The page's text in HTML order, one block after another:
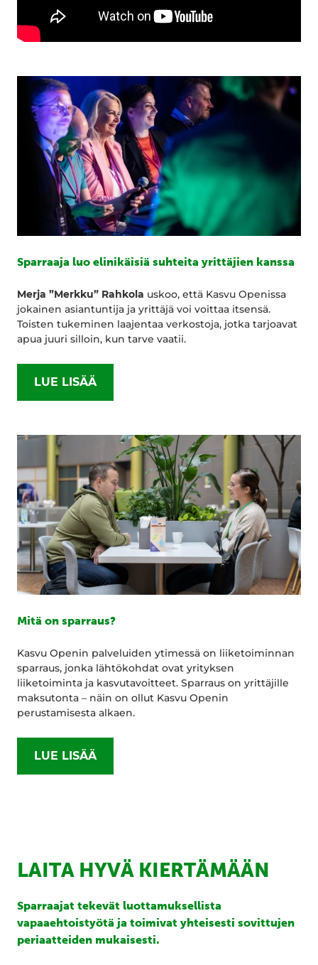
Sparraaja luo elinikäisiä suhteita yrittäjien kanssa
Merja ”Merkku” Rahkola uskoo, että Kasvu Openissa
jokainen asiantuntija ja yrittäjä voi voittaa itsensä.
Toisten tukeminen laajentaa verkostoja, jotka tarjoavat
apua juuri silloin, kun tarve vaatii.
LUE LISÄÄ
Mitä on sparraus?
Kasvu Openin palveluiden ytimessä on liiketoiminnan
sparraus, jonka lähtökohdat ovat yrityksen
liiketoiminta ja kasvutavoitteet. Sparraus on yrittäjille
maksutonta – näin on ollut Kasvu Openin
perustamisesta alkaen.
LUE LISÄÄ
LAITA HYVÄ KIERTÄMÄÄN
Sparraajat tekevät luottamuksellista
vapaaehtoistyötä ja toimivat yhteisesti sovittujen
periaatteiden mukaisesti.